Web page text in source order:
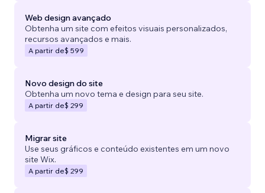
Web design avançado
Obtenha um site com efeitos visuais personalizados,
recursos avançados e mais.
A partir de$ 599
Novo design do site
Obtenha um novo tema e design para seu site.
A partir de$ 299
Migrar site
Use seus gráficos e conteúdo existentes em um novo
site Wix.
A partir de$ 299